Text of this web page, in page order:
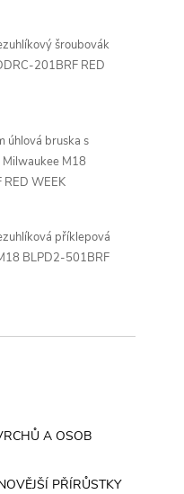
šroubovák
201BRF RED
úhlová bruska s
Milwaukee M18
WEEK
příklepová
BLPD2-501BRF
A OSOB
PŘÍRŮSTKY